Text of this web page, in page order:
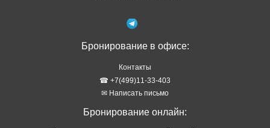
Туры в рассрочку
Правовая информация
Политика обработки персональных данных
Подбор тура в WhatsApp